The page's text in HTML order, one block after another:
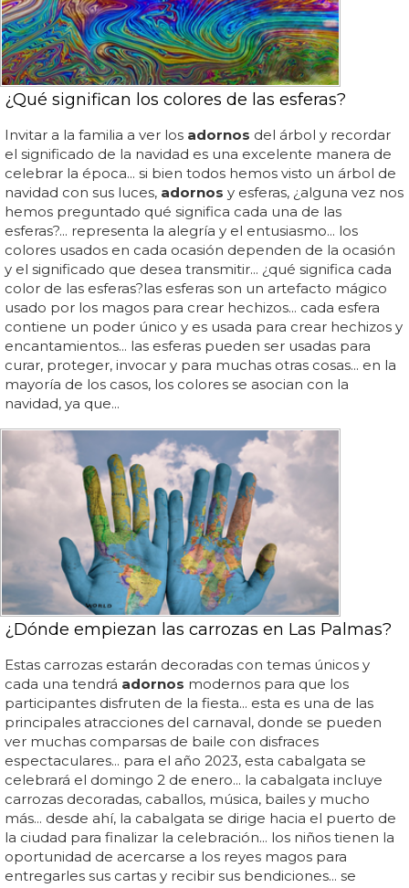
¿Qué significan los colores de las esferas?
Invitar a la familia a ver los adornos del árbol y recordar
el significado de la navidad es una excelente manera de
celebrar la época... si bien todos hemos visto un árbol de
navidad con sus luces, adornos y esferas, ¿alguna vez nos
hemos preguntado qué significa cada una de las
esferas?... representa la alegría y el entusiasmo... los
colores usados en cada ocasión dependen de la ocasión
y el significado que desea transmitir... ¿qué significa cada
color de las esferas?las esferas son un artefacto mágico
usado por los magos para crear hechizos... cada esfera
contiene un poder único y es usada para crear hechizos y
encantamientos... las esferas pueden ser usadas para
curar, proteger, invocar y para muchas otras cosas... en la
mayoría de los casos, los colores se asocian con la
navidad, ya que...
¿Dónde empiezan las carrozas en Las Palmas?
Estas carrozas estarán decoradas con temas únicos y
cada una tendrá adornos modernos para que los
participantes disfruten de la fiesta... esta es una de las
principales atracciones del carnaval, donde se pueden
ver muchas comparsas de baile con disfraces
espectaculares... para el año 2023, esta cabalgata se
celebrará el domingo 2 de enero... la cabalgata incluye
carrozas decoradas, caballos, música, bailes y mucho
más... desde ahí, la cabalgata se dirige hacia el puerto de
la ciudad para finalizar la celebración... los niños tienen la
oportunidad de acercarse a los reyes magos para
entregarles sus cartas y recibir sus bendiciones... se